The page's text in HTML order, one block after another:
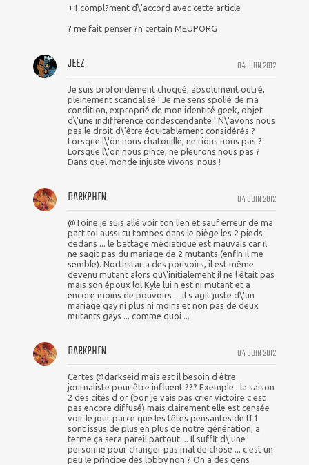
+1 compl?ment d\'accord avec cette article
? me fait penser ?n certain MEUPORG
04 JUIN 2012
JEEZ
Je suis profondément choqué, absolument outré,
pleinement scandalisé ! Je me sens spolié de ma
condition, exproprié de mon identité geek, objet
d\'une indifférence condescendante ! N\'avons nous
pas le droit d\'être équitablement considérés ?
Lorsque l\'on nous chatouille, ne rions nous pas ?
Lorsque l\'on nous pince, ne pleurons nous pas ?
Dans quel monde injuste vivons-nous !
04 JUIN 2012
DARKPHEN
@Toine je suis allé voir ton lien et sauf erreur de ma
part toi aussi tu tombes dans le piège les 2 pieds
dedans ... le battage médiatique est mauvais car il
ne sagit pas du mariage de 2 mutants (enfin il me
semble). Northstar a des pouvoirs, il est même
devenu mutant alors qu\'initialement il ne l était pas
mais son époux lol Kyle lui n est ni mutant et a
encore moins de pouvoirs ... il s agit juste d\'un
mariage gay ni plus ni moins et non pas de deux
mutants gays ... comme quoi ...
04 JUIN 2012
DARKPHEN
Certes @darkseid mais est il besoin d être
journaliste pour être influent ??? Exemple : la saison
2 des cités d or (bon je vais pas crier victoire c est
pas encore diffusé) mais clairement elle est censée
voir le jour parce que les têtes pensantes de tf1
sont issus de plus en plus de notre génération, a
terme ça sera pareil partout ... Il suffit d\'une
personne pour changer pas mal de chose ... c est un
peu le principe des lobby non ? On a des gens